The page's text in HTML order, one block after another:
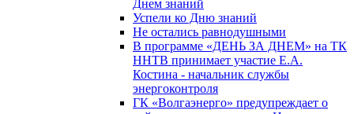
Днем знаний
Успели ко Дню знаний
Не остались равнодушными
В программе «ДЕНЬ ЗА ДНЕМ» на ТК
ННТВ принимает участие Е.А.
Костина - начальник службы
энергоконтроля
ГК «Волгаэнерго» предупреждает о